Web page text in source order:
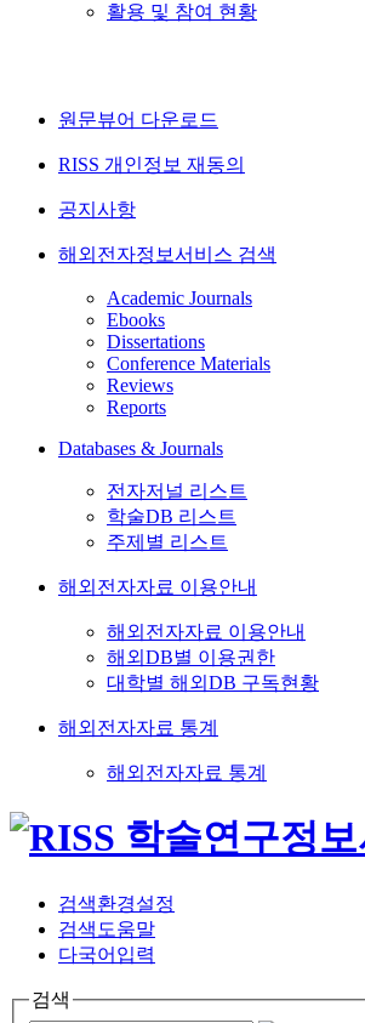
활용 및 참여 현황
원문뷰어 다운로드
RISS 개인정보 재동의
공지사항
해외전자정보서비스 검색
Academic Journals
Ebooks
Dissertations
Conference Materials
Reviews
Reports
Databases & Journals
전자저널 리스트
학술DB 리스트
주제별 리스트
해외전자자료 이용안내
해외전자자료 이용안내
해외DB별 이용권한
대학별 해외DB 구독현황
해외전자자료 통계
해외전자자료 통계
검색환경설정
검색도움말
다국어입력
검색